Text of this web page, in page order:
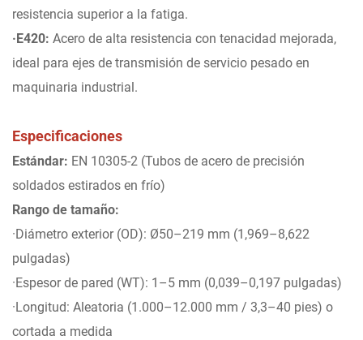
resistencia superior a la fatiga.
·E420: Acero de alta resistencia con tenacidad mejorada,
ideal para ejes de transmisión de servicio pesado en
maquinaria industrial.
Especificaciones
Estándar: EN 10305-2 (Tubos de acero de precisión
soldados estirados en frío)
Rango de tamaño:
·Diámetro exterior (OD): Ø50–219 mm (1,969–8,622
pulgadas)
·Espesor de pared (WT): 1–5 mm (0,039–0,197 pulgadas)
·Longitud: Aleatoria (1.000–12.000 mm / 3,3–40 pies) o
cortada a medida